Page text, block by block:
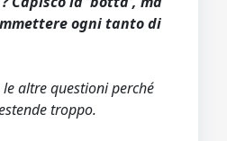
ogni tanto di
altre questioni perché
troppo.